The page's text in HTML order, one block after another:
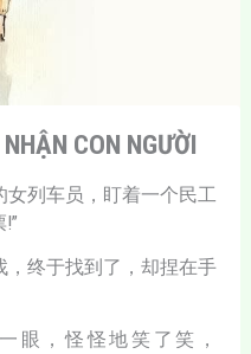
CON NGƯỜI
列车员，盯着一个民工
，终于找到了，却捏在手
眼，怪怪地笑了笑，